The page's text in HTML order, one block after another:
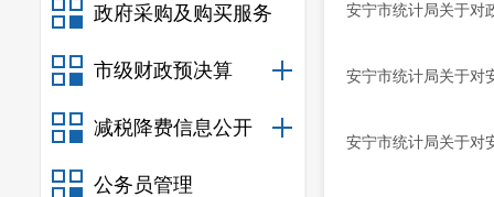
政府采购及购买服务
市级财政预决算
减税降费信息公开
公务员管理
安宁市统计局关于对
安宁市统计局关于对
安宁市统计局关于对